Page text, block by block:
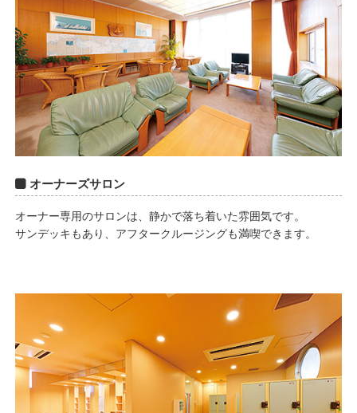
オーナーズサロン
オーナー専用のサロンは、静かで落ち着いた雰囲気です。
サンデッキもあり、アフタークルージングも満喫できます。